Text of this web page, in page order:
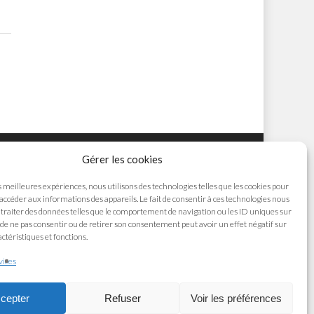
Gérer les cookies
expériences, nous utilisons des technologies telles que les cookies pour
aux informations des appareils. Le fait de consentir à ces technologies nous
des données telles que le comportement de navigation ou les ID uniques sur
de ne pas consentir ou de retirer son consentement peut avoir un effet négatif sur
et fonctions.
Refuser Voir les préférences